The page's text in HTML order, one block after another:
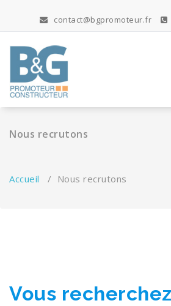
contenu
contact@bgpromoteur.fr
Nous recrutons
Accueil / Nous recrutons
Vous